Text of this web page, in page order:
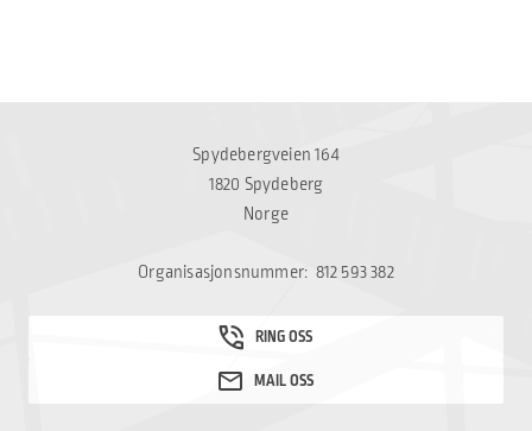
Spydebergveien 164
1820 Spydeberg
Norge
Organisasjonsnummer: 812 593 382